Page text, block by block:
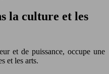
la culture et les
et de puissance, occupe une
et les arts.